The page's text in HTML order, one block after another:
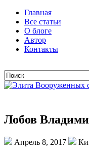
Главная
Все статьи
О блоге
Автор
Контакты
Лобов
Апрель 8, 2017